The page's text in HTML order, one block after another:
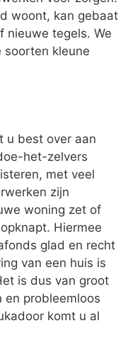
woont, kan gebaat
nieuwe tegels. We
soorten kleune
u best over aan
het-zelvers
met veel
zijn
woning zet of
Hiermee
glad en recht
van een huis is
is dus van groot
probleemloos
komt u al